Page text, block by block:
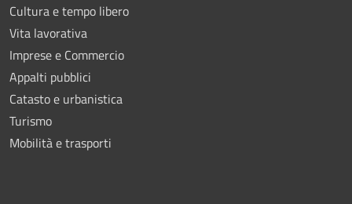
Cultura e tempo libero
Vita lavorativa
Imprese e Commercio
Appalti pubblici
Catasto e urbanistica
Turismo
Mobilità e trasporti